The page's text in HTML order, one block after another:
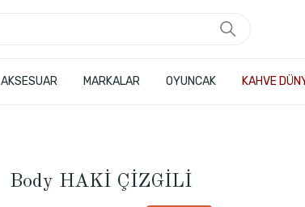
AKSESUAR MARKALAR OYUNCAK KAHVE
Body HAKİ ÇİZGİLİ